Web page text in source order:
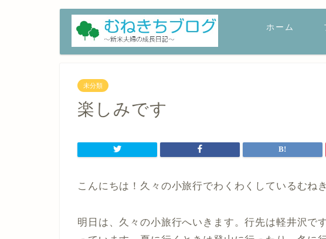
ホーム
未分類
楽しみです
こんにちは！久々の小旅行でわくわくしているむね
明日は、久々の小旅行へいきます。行先は軽井沢で